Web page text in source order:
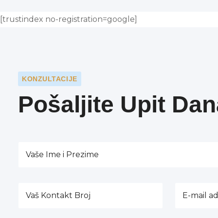
[trustindex no-registration=google]
KONZULTACIJE
Pošaljite Upit